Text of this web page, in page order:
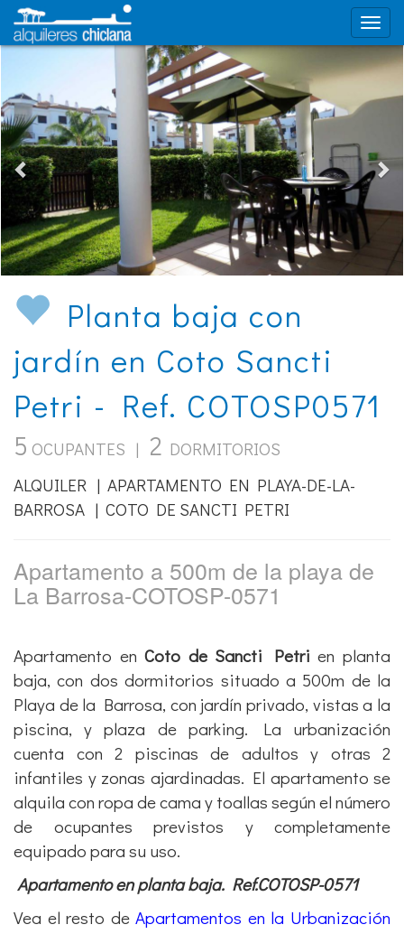
Planta baja con
jardín en Coto Sancti
Petri - Ref. COTOSP0571
5 OCUPANTES | 2 DORMITORIOS
ALQUILER | APARTAMENTO EN PLAYA-DE-LA-
BARROSA | COTO DE SANCTI PETRI
Apartamento a 500m de la playa de
La Barrosa-COTOSP-0571
Apartamento enCoto de Sancti Petri en planta
baja, con dos dormitorios situado a 500m de la
Playa de la Barrosa, con jardín privado, vistas a la
piscina, y plaza de parking. La urbanización
cuenta con 2 piscinas de adultos y otras 2
infantiles y zonas ajardinadas. El apartamento se
alquila con ropa de cama y toallas según el número
de ocupantes previstos y completamente
equipado para su uso.
Apartamento en planta baja. Ref.COTOSP-0571
Vea el resto deApartamentos en la Urbanización